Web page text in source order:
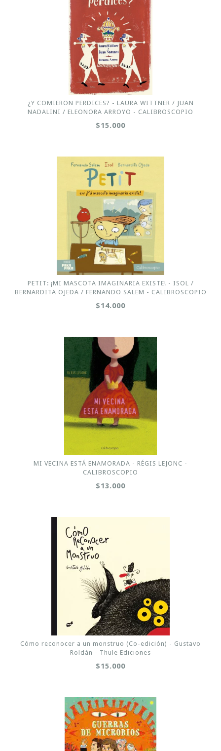
¿Y COMIERON PERDICES? - LAURA WITTNER / JUAN
NADALINI / ELEONORA ARROYO - CALIBROSCOPIO
$15.000
PETIT: ¡MI MASCOTA IMAGINARIA EXISTE! - ISOL /
BERNARDITA OJEDA / FERNANDO SALEM - CALIBROSCOPIO
$14.000
MI VECINA ESTÁ ENAMORADA - RÉGIS LEJONC -
CALIBROSCOPIO
$13.000
Cómo reconocer a un monstruo (Co-edición) - Gustavo
Roldán - Thule Ediciones
$15.000